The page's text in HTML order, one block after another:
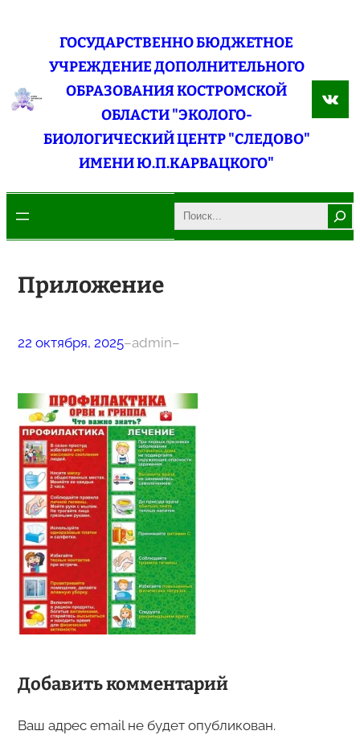
содержимому
ГОСУДАРСТВЕННО БЮДЖЕТНОЕ
УЧРЕЖДЕНИЕ ДОПОЛНИТЕЛЬНОГО
ОБРАЗОВАНИЯ КОСТРОМСКОЙ
ОБЛАСТИ "ЭКОЛОГО-
БИОЛОГИЧЕСКИЙ ЦЕНТР "СЛЕДОВО"
ИМЕНИ Ю.П.КАРВАЦКОГО"
Search
Приложение
22 октября, 2025–admin–
Добавить комментарий
Ваш адрес email не будет опубликован.